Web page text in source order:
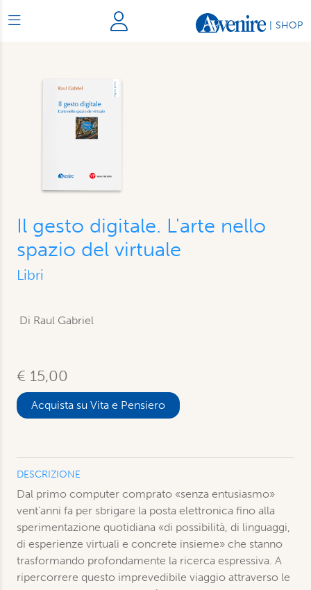
SHOP
Il gesto digitale. L'arte nello
spazio del virtuale
Libri
Di Raul Gabriel
€ 15,00
Acquista su Vita e Pensiero
DESCRIZIONE
Dal primo computer comprato «senza entusiasmo»
vent’anni fa per sbrigare la posta elettronica fino alla
sperimentazione quotidiana «di possibilità, di linguaggi,
di esperienze virtuali e concrete insieme» che stanno
trasformando profondamente la ricerca espressiva. A
ripercorrere questo imprevedibile viaggio attraverso le